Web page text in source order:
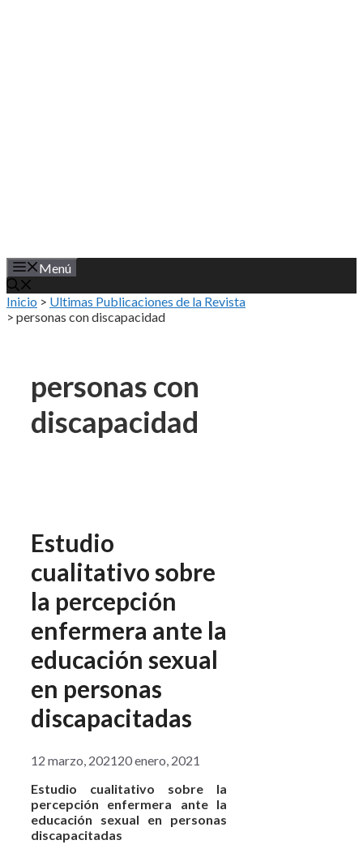
Menú
Inicio > Ultimas Publicaciones de la Revista
> personas con discapacidad
personas con
discapacidad
Estudio
cualitativo sobre
la percepción
enfermera ante la
educación sexual
en personas
discapacitadas
12 marzo, 202120 enero, 2021
Estudio cualitativo sobre la
percepción enfermera ante la
educación sexual en personas
discapacitadas